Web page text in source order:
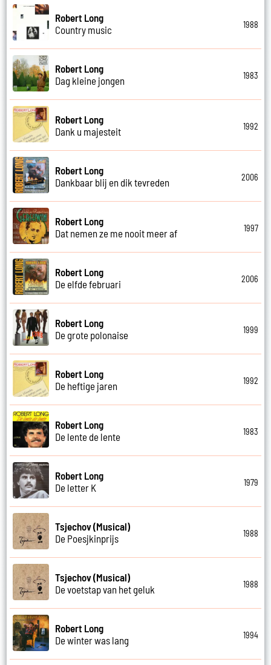
Robert Long
Country music
1988
Robert Long
Dag kleine jongen
1983
Robert Long
Dank u majesteit
1992
Robert Long
Dankbaar blij en dik tevreden
2006
Robert Long
Dat nemen ze me nooit meer af
1997
Robert Long
De elfde februari
2006
Robert Long
De grote polonaise
1999
Robert Long
De heftige jaren
1992
Robert Long
De lente de lente
1983
Robert Long
De letter K
1979
Tsjechov (Musical)
De Poesjkinprijs
1988
Tsjechov (Musical)
De voetstap van het geluk
1988
Robert Long
De winter was lang
1994